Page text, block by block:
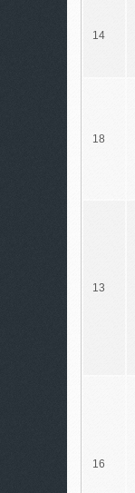
14
18
13
16